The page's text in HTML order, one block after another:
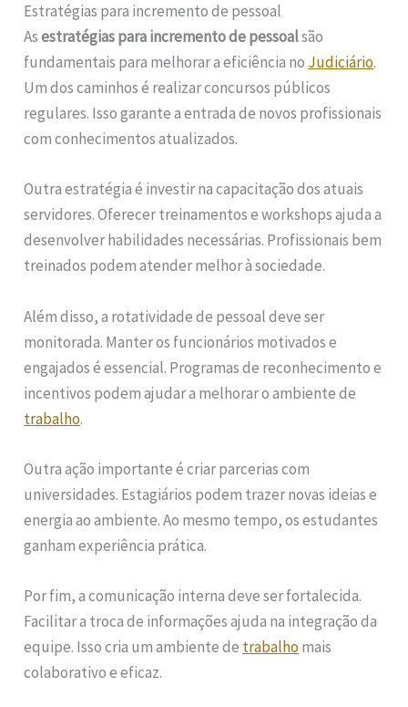
Estratégias para incremento de pessoal
Asestratégias para incremento de pessoalsão
fundamentais para melhorar a eficiência no Judiciário.
Um dos caminhos é realizar concursos públicos
regulares. Isso garante a entrada de novos profissionais
com conhecimentos atualizados.
Outra estratégia é investir na capacitação dos atuais
servidores. Oferecer treinamentos e workshops ajuda a
desenvolver habilidades necessárias. Profissionais bem
treinados podem atender melhor à sociedade.
Além disso, a rotatividade de pessoal deve ser
monitorada. Manter os funcionários motivados e
engajados é essencial. Programas de reconhecimento e
incentivos podem ajudar a melhorar o ambiente de
trabalho.
Outra ação importante é criar parcerias com
universidades. Estagiários podem trazer novas ideias e
energia ao ambiente. Ao mesmo tempo, os estudantes
ganham experiência prática.
Por fim, a comunicação interna deve ser fortalecida.
Facilitar a troca de informações ajuda na integração da
equipe. Isso cria um ambiente de trabalhomais
colaborativo e eficaz.